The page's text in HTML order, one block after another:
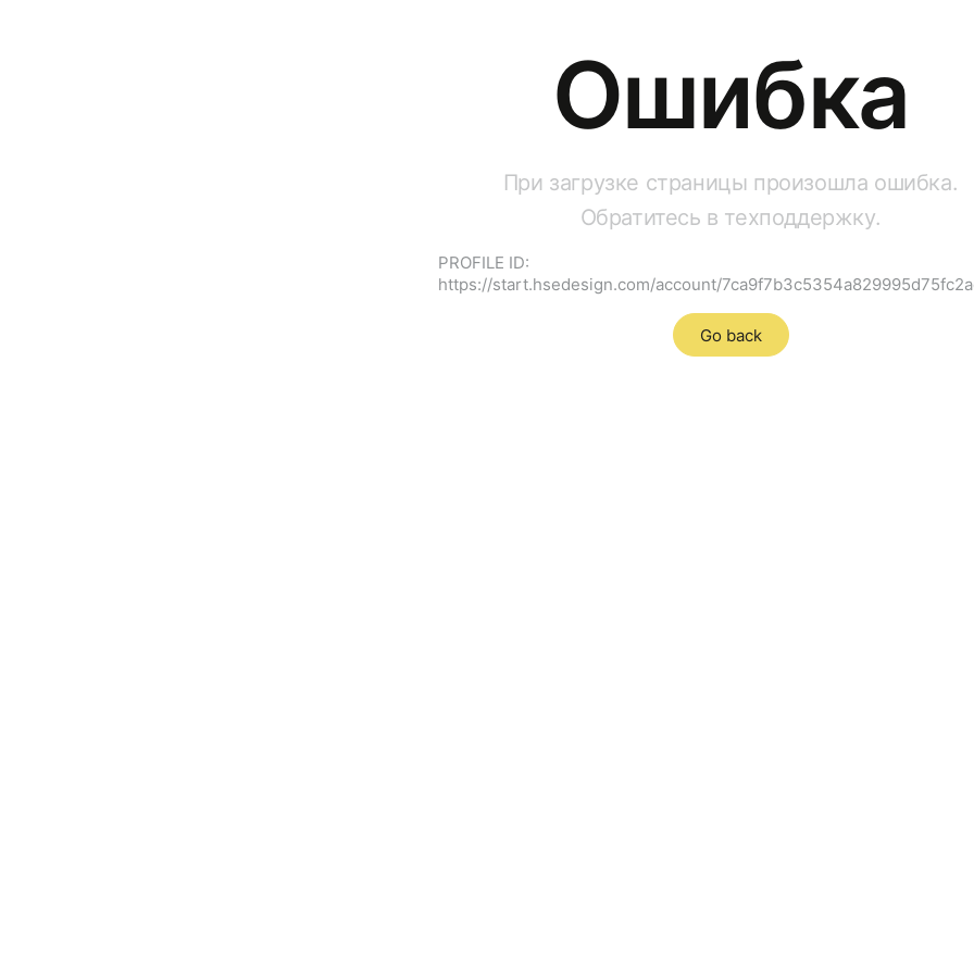
Ошибка
При загрузке страницы произошла ошибка.
Обратитесь в техподдержку.
PROFILE ID:
https://start.hsedesign.com/account/
Go back